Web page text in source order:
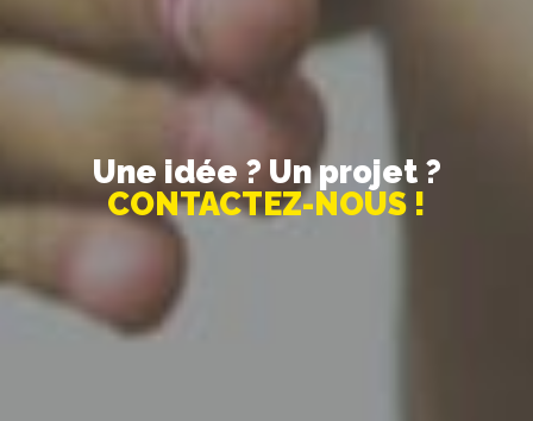
Une idée ? Un projet ?
CONTACTEZ-NOUS !